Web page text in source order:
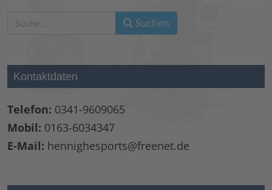
Suchen
Suchen
Kontaktdaten
Telefon: 0341-9609065
Mobil: 0163-6034347
E-Mail: hennighesports@freenet.de